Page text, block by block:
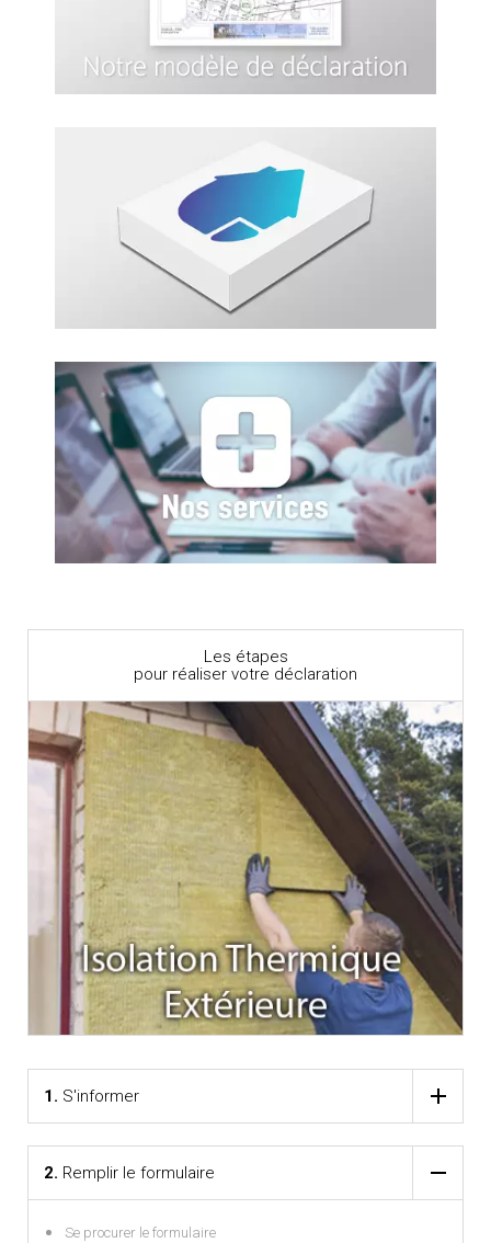
Les étapes
pour réaliser votre déclaration
1. S'informer
2. Remplir le formulaire
Se procurer le formulaire